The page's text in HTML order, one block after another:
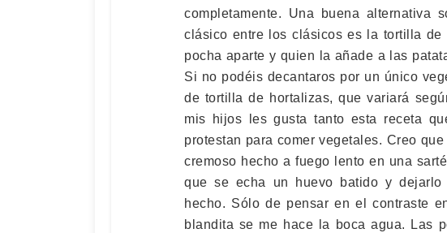
completamente. Una buena alternativa
clásico entre los clásicos es la tortilla
pocha aparte y quien la añade a las
Si no podéis decantaros por un único
de tortilla de hortalizas, que variará
mis hijos les gusta tanto esta receta
protestan para comer vegetales. Creo
cremoso hecho a fuego lento en una
que se echa un huevo batido y
hecho. Sólo de pensar en el contraste
blandita se me hace la boca agua. Las